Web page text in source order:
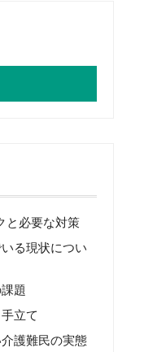
と必要な対策
る現状につい
題
立て
護難民の実態